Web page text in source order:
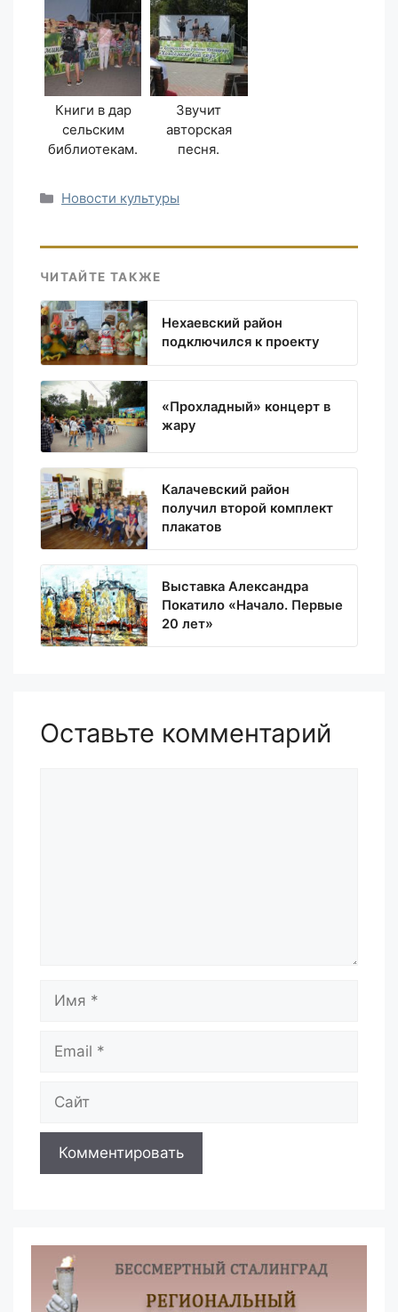
Книги в дар
сельским
библиотекам.
Звучит
авторская
песня.
Рубрики
Новости культуры
ЧИТАЙТЕ ТАКЖЕ
Нехаевский район
подключился к проекту
«Прохладный» концерт в
жару
Калачевский район
получил второй комплект
плакатов
Выставка Александра
Покатило «Начало. Первые
20 лет»
Оставьте комментарий